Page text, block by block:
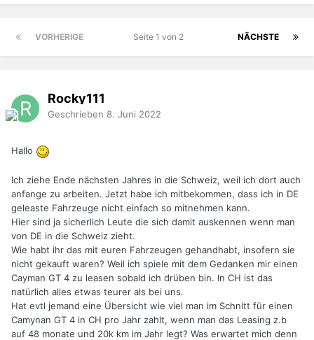
VORHERIGE NÄCHSTE
Seite 1 von 2
Rocky111
Geschrieben 8. Juni 2022
Hallo
Ich ziehe Ende nächsten Jahres in die Schweiz, weil ich dort auch
anfange zu arbeiten. Jetzt habe ich mitbekommen, dass ich in DE
geleaste Fahrzeuge nicht einfach so mitnehmen kann.
Hier sind ja sicherlich Leute die sich damit auskennen wenn man
von DE in die Schweiz zieht.
Wie habt ihr das mit euren Fahrzeugen gehandhabt, insofern sie
nicht gekauft waren? Weil ich spiele mit dem Gedanken mir einen
Cayman GT 4 zu leasen sobald ich drüben bin. In CH ist das
natürlich alles etwas teurer als bei uns.
Hat evtl jemand eine Übersicht wie viel man im Schnitt für einen
Camynan GT 4 in CH pro Jahr zahlt, wenn man das Leasing z.b
auf 48 monate und 20k km im Jahr legt? Was erwartet mich denn